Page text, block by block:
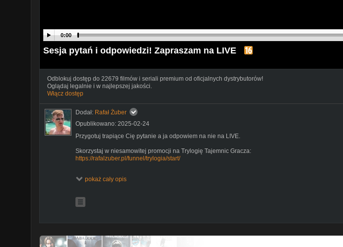
0:00
Sesja pytań i odpowiedzi! Zapraszam na LIVE
Odblokuj dostęp do 22679 filmów i seriali premium od oficjalnych dystrybutorów!
Oglądaj legalnie i w najlepszej jakości.
Włącz dostęp
Dodał: Rafał Żuber
Opublikowano: 2025-02-24
Przygotuj trapiące Cię pytanie a ja odpowiem na nie na LIVE.
Skorzystaj w niesamowitej promocji na Trylogię Tajemnic Gracza:
https://rafalzuber.pl/funnel/trylogia/start/
IG -
pokaż cały opis